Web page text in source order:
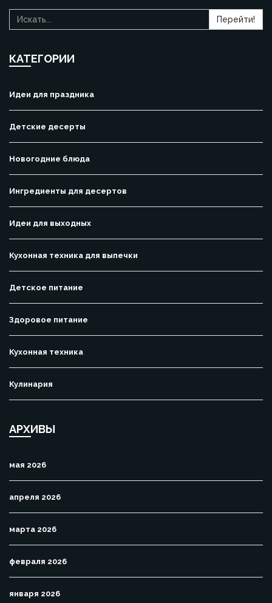
Перейти!
КАТЕГОРИИ
Идеи для праздника
Детские десерты
Новогодние блюда
Ингредиенты для десертов
Идеи для выходных
Кухонная техника для выпечки
Детское питание
Здоровое питание
Кухонная техника
Кулинария
АРХИВЫ
мая 2026
апреля 2026
марта 2026
февраля 2026
января 2026